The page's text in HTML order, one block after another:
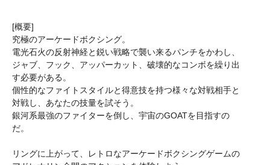
[概要]
究極のアーケードボクシング。
電光石火の反射神経と鋭い戦略で襲い来るパンチをかわし、
ジャブ、フック、アッパーカット、破壊的なコンボを繰り出
す必要がある。
個性的なファイトスタイルと得意技を持つ様々な対戦相手と
対戦し、あなたの技量を試そう。
銀河系最強のファイターを倒し、宇宙のGOATを目指すの
だ。
リングに上がって、レトロなアーケードボクシングゲームの